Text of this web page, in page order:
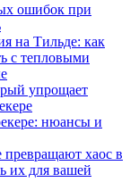
ошибок при
на Тильде: как
с тепловыми
упрощает
нюансы и
превращают хаос в
их для вашей